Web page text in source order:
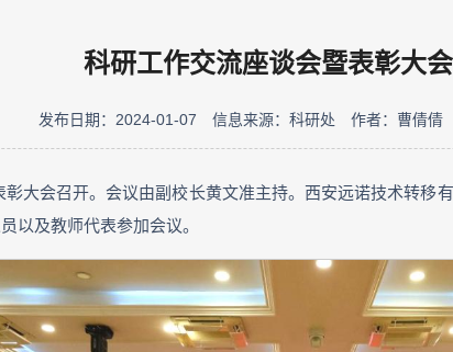
科研工作交流座谈会暨表彰大
发布日期：2024-01-07 信息来源：科研处 作者：曹倩倩
大会召开。会议由副校长黄文准主持。西安远诺技术转
以及教师代表参加会议。